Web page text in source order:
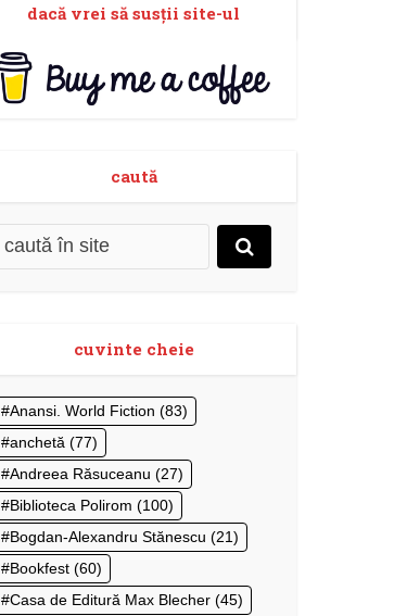
dacă vrei să susţii site-ul
caută
cuvinte cheie
Anansi. World Fiction (83)
anchetă (77)
Andreea Răsuceanu (27)
Biblioteca Polirom (100)
Bogdan-Alexandru Stănescu (21)
Bookfest (60)
Casa de Editură Max Blecher (45)